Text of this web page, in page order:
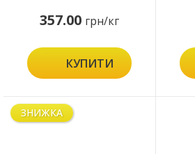
357.00 грн/кг
КУПИТИ
ЗНИЖКА